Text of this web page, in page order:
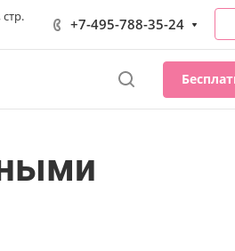
+7-495-788-35-24